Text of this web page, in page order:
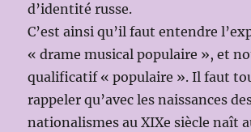
d’identité russe.
C’est ainsi qu’il faut entendre
« drame musical populaire », et
qualificatif « populaire ». Il faut
rappeler qu’avec les naissances
nationalismes au XIXe siècle naît